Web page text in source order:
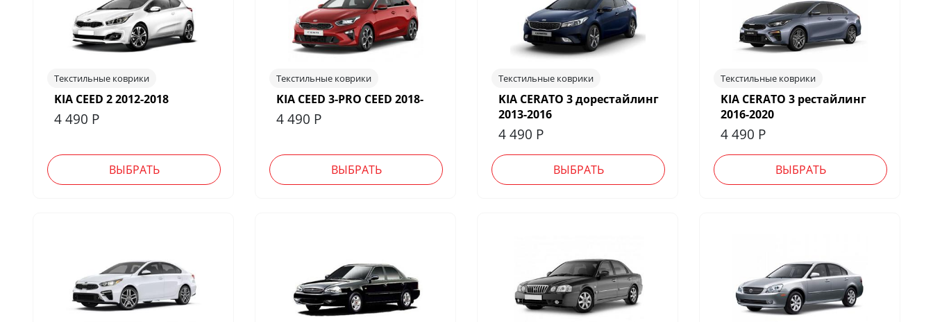
Текстильные коврики
KIA CEED 2 2012-2018
4 490 Р
ВЫБРАТЬ
Текстильные коврики
KIA CEED 3-PRO CEED 2018-
4 490 Р
ВЫБРАТЬ
Текстильные коврики
KIA CERATO 3 дорестайлинг
2013-2016
4 490 Р
ВЫБРАТЬ
Текстильные коврики
KIA CERATO 3 рестайлинг
2016-2020
4 490 Р
ВЫБРАТЬ